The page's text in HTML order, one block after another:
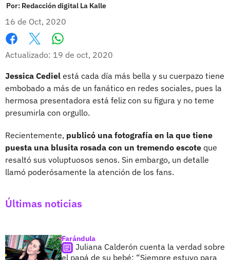
Por: Redacción digital La Kalle
16 de Oct, 2020
Facebook
X
Actualizado: 19 de oct, 2020
Jessica Cediel está cada día más bella y su cuerpazo tiene
embobado a más de un fanático en redes sociales, pues la
hermosa presentadora está feliz con su figura y no teme
presumirla con orgullo.
Recientemente, publicó una fotografía en la que tiene
puesta una blusita rosada con un tremendo escote que
resaltó sus voluptuosos senos. Sin embargo, un detalle
llamó poderósamente la atención de los fans.
Últimas noticias
Farándula
Juliana Calderón cuenta la verdad sobre
el papá de su bebé: “Siempre estuvo para